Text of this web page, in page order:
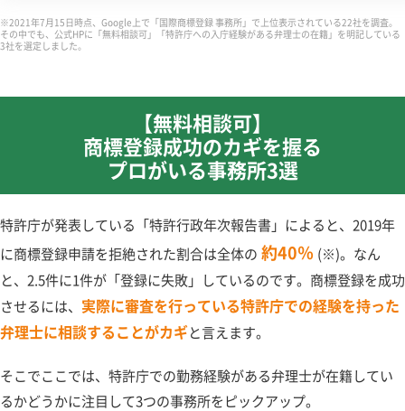
※2021年7月15日時点、Google上で「国際商標登録 事務所」で上位表示されている22社を調査。
その中でも、公式HPに「無料相談可」「特許庁への入庁経験がある弁理士の在籍」を明記している
3社を選定しました。
【無料相談可】
商標登録成功のカギを握る
プロがいる事務所3選
特許庁が発表している「特許行政年次報告書」によると、2019年
に商標登録申請を拒絶された割合は全体の 約40％ (※)。なん
と、2.5件に1件が「登録に失敗」しているのです。商標登録を成功
させるには、 実際に審査を行っている特許庁での経験を持った
弁理士に相談することがカギと言えます。
そこでここでは、特許庁での勤務経験がある弁理士が在籍してい
るかどうかに注目して3つの事務所をピックアップ。